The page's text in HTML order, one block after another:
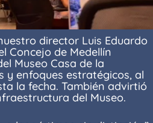
director Luis Eduardo
Concejo de Medellín
Museo Casa de la
y enfoques estratégicos, al
la fecha. También advirtió
del Museo.